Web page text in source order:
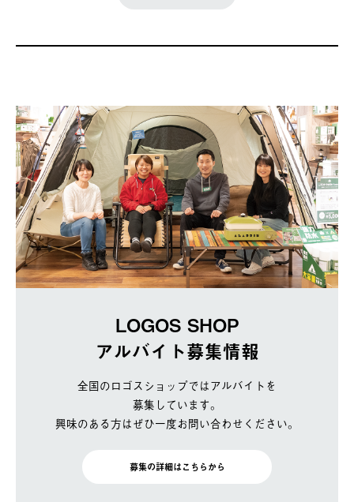
LOGOS SHOP
アルバイト募集情報
全国のロゴスショップではアルバイトを
募集しています。
興味のある方はぜひ一度お問い合わせください。
募集の詳細はこちらから